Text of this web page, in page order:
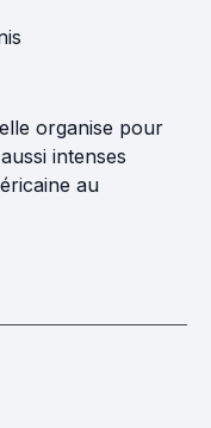
organise pour
intenses
au